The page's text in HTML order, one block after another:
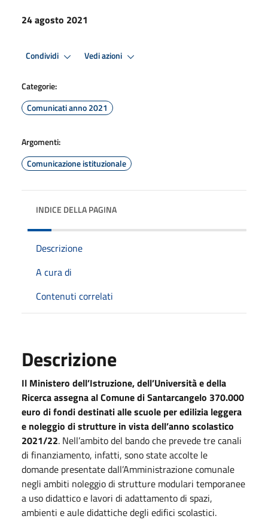
24 agosto 2021
Condividi Vedi azioni
Categorie:
Comunicati anno 2021
Argomenti:
Comunicazione istituzionale
INDICE DELLA PAGINA
Descrizione
A cura di
Contenuti correlati
Descrizione
Il Ministero dell’Istruzione, dell’Università e della
Ricerca assegna al Comune di Santarcangelo 370.000
euro di fondi destinati alle scuole per edilizia leggera
e noleggio di strutture in vista dell’anno scolastico
2021/22. Nell’ambito del bando che prevede tre canali
di finanziamento, infatti, sono state accolte le
domande presentate dall’Amministrazione comunale
negli ambiti noleggio di strutture modulari temporanee
a uso didattico e lavori di adattamento di spazi,
ambienti e aule didattiche degli edifici scolastici.